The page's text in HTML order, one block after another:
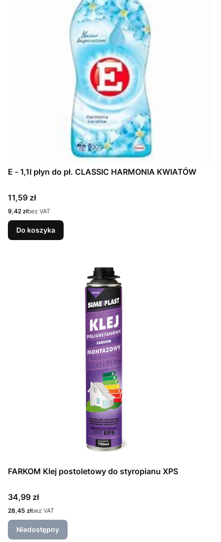
E - 1,1l płyn do pł. CLASSIC HARMONIA KWIATÓW
Cena
11,59 zł
Cena
9,42 złbez VAT
Do koszyka
FARKOM Klej postoletowy do styropianu XPS
Cena
34,99 zł
Cena
28,45 złbez VAT
Niedostępny